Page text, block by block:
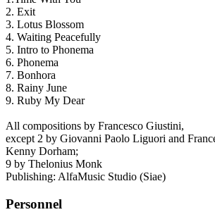
2. Exit
3. Lotus Blossom
4. Waiting Peacefully
5. Intro to Phonema
6. Phonema
7. Bonhora
8. Rainy June
9. Ruby My Dear
All compositions by Francesco Giustini,
except 2 by Giovanni Paolo Liguori and
Kenny Dorham;
9 by Thelonius Monk
Publishing: AlfaMusic Studio (Siae)
Personnel